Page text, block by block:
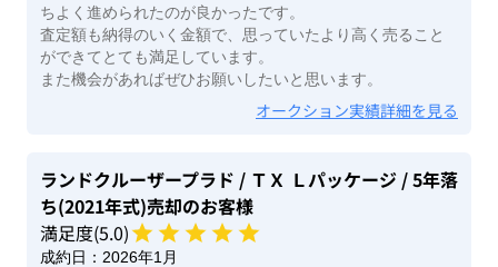
ちよく進められたのが良かったです。
査定額も納得のいく金額で、思っていたより高く売ること
ができてとても満足しています。
また機会があればぜひお願いしたいと思います。
オークション実績詳細を見る
ランドクルーザープラド / ＴＸ Ｌパッケージ / 5年落
ち(2021年式)売却のお客様
満足度(5.0)
成約日： 2026年1月